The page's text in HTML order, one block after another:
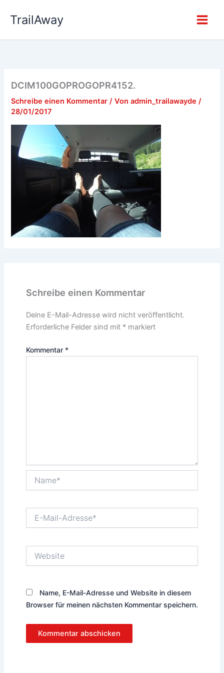
InhaltTrailAway
DCIM100GOPROGOPR4152.
Schreibe einen Kommentar / Vonadmin_trailawayde/
28/01/2017
Schreibe einen Kommentar
Deine E-Mail-Adresse wird nicht veröffentlicht.
Erforderliche Felder sind mit *markiert
Kommentar *
Mail-
Name, E-Mail-Adresse und Website in diesem
Browser für meinen nächsten Kommentar speichern.